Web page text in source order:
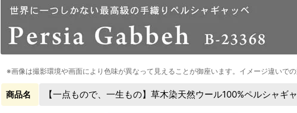
※画像は撮影環境や画面により色味が異なって見えることが御座います。イメージ違いで
商品名 【一点もので、一生もの】草木染天然ウール100%ペルシャ